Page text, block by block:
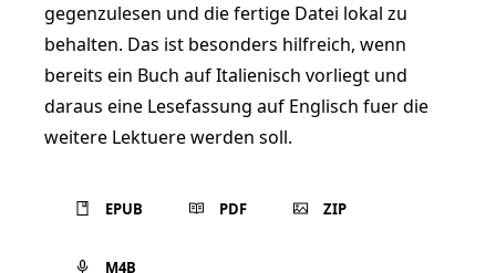
gegenzulesen und die fertige Datei lokal zu
behalten. Das ist besonders hilfreich, wenn
bereits ein Buch auf Italienisch vorliegt und
daraus eine Lesefassung auf Englisch fuer die
weitere Lektuere werden soll.
EPUB PDF ZIP
M4B